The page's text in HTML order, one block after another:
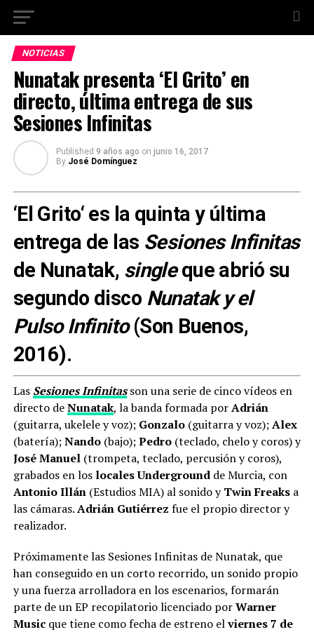
NOTICIAS
Nunatak presenta ‘El Grito’ en
directo, última entrega de sus
Sesiones Infinitas
Published 9 años ago on junio 16, 2017
By José Domínguez
‘El Grito‘ es la quinta y última
entrega de las Sesiones Infinitas
de Nunatak, singleque abrió su
segundo disco Nunatak y el
Pulso Infinito(Son Buenos,
2016).
Las Sesiones Infinitasson una serie de cinco vídeos en
directo deNunatak, la banda formada porAdrián
(guitarra, ukelele y voz); Gonzalo(guitarra y voz);Alex
(batería);Nando(bajo);Pedro(teclado, chelo y coros) y
José Manuel(trompeta, teclado, percusión y coros),
grabados en los locales Undergroundde Murcia, con
Antonio Illán(Estudios MIA) al sonido yTwin Freaksa
las cámaras.Adrián Gutiérrez fue el propio director y
realizador.
Próximamente las Sesiones Infinitas de Nunatak, que
han conseguido en un corto recorrido, un sonido propio
y una fuerza arrolladora en los escenarios, formarán
parte de un EP recopilatorio licenciado porWarner
Musicque tiene como fecha de estreno elviernes 7 de